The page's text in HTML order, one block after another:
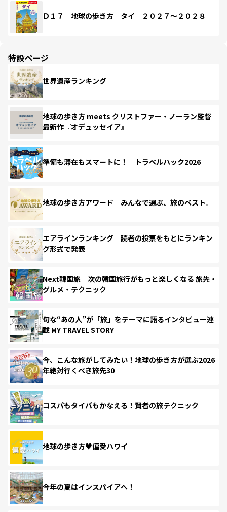
Ｄ１７ 地球の歩き方 タイ ２０２７～２０２８
特設ページ
世界遺産ランキング
地球の歩き方 meets クリストファー・ノーラン監督
最新作『オデュッセイア』
準備も滞在もスマートに！ トラベルハック2026
地球の歩き方アワード みんなで選ぶ、旅のベスト。
エアラインランキング 読者の投票をもとにランキン
グ形式で発表
Next韓国旅 次の韓国旅行がもっと楽しくなる 旅先・
グルメ・テクニック
旬な“あの人”が「旅」をテーマに語るインタビュー連
載 MY TRAVEL STORY
今、こんな旅がしてみたい！地球の歩き方が選ぶ2026
年絶対行くべき旅先30
コスパもタイパもかなえる！賢者の旅テクニック
地球の歩き方♥偏愛ハワイ
今年の夏はインスパイアへ！